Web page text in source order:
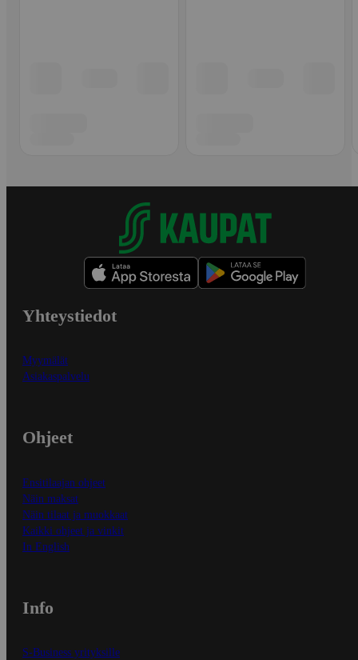
Yhteystiedot
Myymälät
Asiakaspalvelu
Ohjeet
Ensitilaajan ohjeet
Näin maksat
Näin tilaat ja muokkaat
Kaikki ohjeet ja vinkit
In English
Info
S-Business yrityksille